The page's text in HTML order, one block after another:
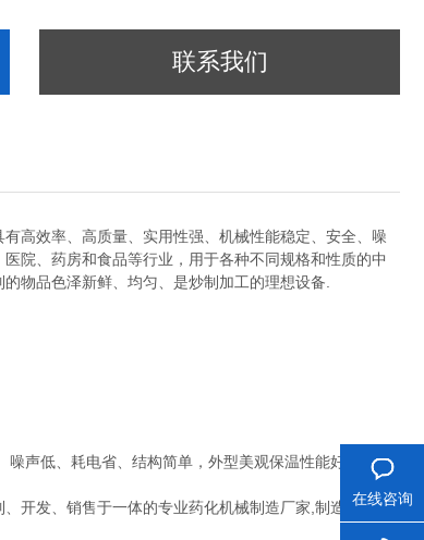
联系我们
高效率、高质量、实用性强、机械性能稳定、安全、噪
院、药房和食品等行业，用于各种不同规格和性质的中
物品色泽新鲜、均匀、是炒制加工的理想设备.
声低、耗电省、结构简单，外型美观保温性能好。用控
开发、销售于一体的专业药化机械制造厂家,制造加工设
在线咨询